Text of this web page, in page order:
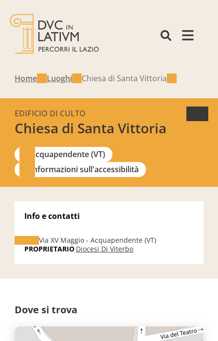
Home Luoghi Chiesa di Santa Vittoria
Chiesa di Santa Vittoria
EDIFICIO DI CULTO
Acquapendente (VT)
Informazioni sull'accessibilità
Info e contatti
Via XV Maggio - Acquapendente (VT)
PROPRIETARIO Diocesi Di Viterbo
Dove si trova